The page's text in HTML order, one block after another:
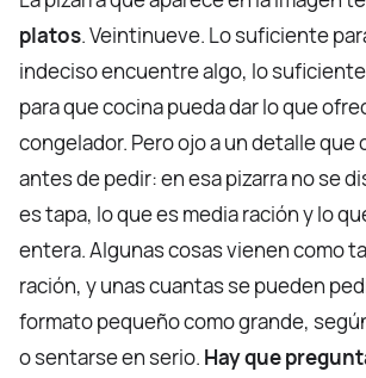
platos. Veintinueve. Lo suficiente
indeciso encuentre algo, lo
para que cocina pueda dar lo que
congelador. Pero ojo a un detalle que
antes de pedir: en esa pizarra no se
es tapa, lo que es media ración y lo
entera. Algunas cosas vienen como
ración, y unas cuantas se pueden
formato pequeño como grande,
o sentarse en serio. Hay que